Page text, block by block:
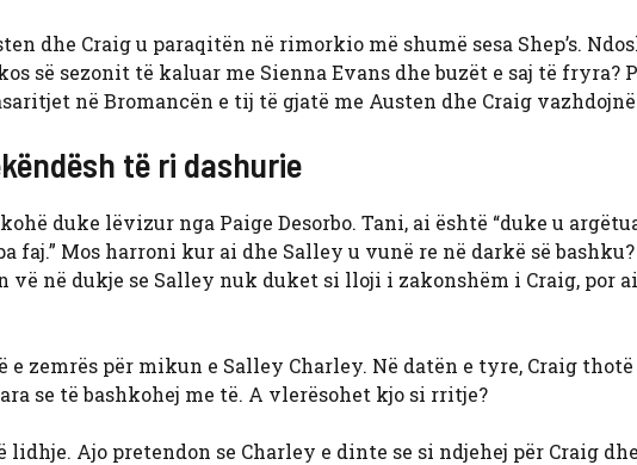
dhe Craig u paraqitën në rimorkio më shumë sesa Shep’s.
së sezonit të kaluar me Sienna Evans dhe buzët e saj të fryra?
në Bromancën e tij të gjatë me Austen dhe Craig
të ri dashurie
duke lëvizur nga Paige Desorbo. Tani, ai është “duke u
faj.” Mos harroni kur ai dhe Salley u vunë re në darkë së
vë në dukje se Salley nuk duket si lloji i zakonshëm i Craig, por
zemrës për mikun e Salley Charley. Në datën e tyre, Craig thotë
se të bashkohej me të. A vlerësohet kjo si rritje?
Ajo pretendon se Charley e dinte se si ndjehej për Craig